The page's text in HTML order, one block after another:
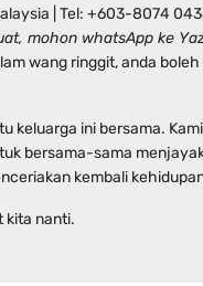
| Tel: +603-8074
mohon whatsApp ke
wang ringgit, anda boleh
keluarga ini bersama.
bersama-sama
kembali
kita nanti.